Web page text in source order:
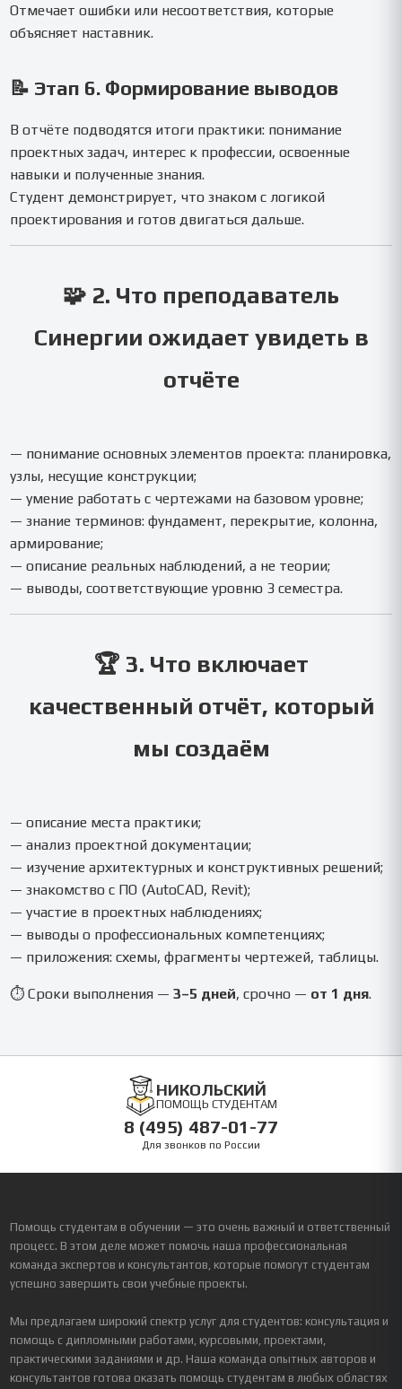
Отмечает ошибки или несоответствия, которые
объясняет наставник.
📝 Этап 6. Формирование выводов
В отчёте подводятся итоги практики: понимание
проектных задач, интерес к профессии, освоенные
навыки и полученные знания.
Студент демонстрирует, что знаком с логикой
проектирования и готов двигаться дальше.
🧩 2. Что преподаватель
Синергии ожидает увидеть в
отчёте
— понимание основных элементов проекта: планировка,
узлы, несущие конструкции;
— умение работать с чертежами на базовом уровне;
— знание терминов: фундамент, перекрытие, колонна,
армирование;
— описание реальных наблюдений, а не теории;
— выводы, соответствующие уровню 3 семестра.
🏆 3. Что включает
качественный отчёт, который
мы создаём
— описание места практики;
— анализ проектной документации;
— изучение архитектурных и конструктивных решений;
— знакомство с ПО (AutoCAD, Revit);
— участие в проектных наблюдениях;
— выводы о профессиональных компетенциях;
— приложения: схемы, фрагменты чертежей, таблицы.
⏱ Сроки выполнения —3–5 дней, срочно — от 1 дня.
НИКОЛЬСКИЙ
ПОМОЩЬ СТУДЕНТАМ
8 (495) 487-01-77
Для звонков по России
Помощь студентам в обучении — это очень важный и ответственный
процесс. В этом деле может помочь наша профессиональная
команда экспертов и консультантов, которые помогут студентам
успешно завершить свои учебные проекты.
Мы предлагаем широкий спектр услуг для студентов: консультация и
помощь с дипломными работами, курсовыми, проектами,
практическими заданиями и др. Наша команда опытных авторов и
консультантов готова оказать помощь студентам в любых областях